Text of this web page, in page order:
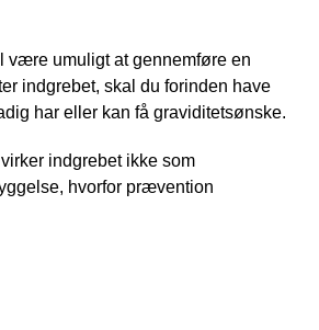
være umuligt at gennemføre en
indgrebet, skal du forinden have
har eller kan få graviditetsønske.
indgrebet ikke som
hvorfor prævention